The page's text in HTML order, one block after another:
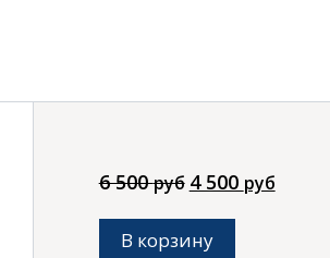
6 500руб Первоначальная
составляла
6
4 500 рубТекущая
В корзину